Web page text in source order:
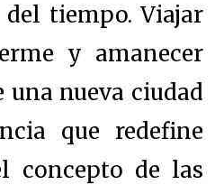
tiempo. Viajar
y amanecer
una nueva ciudad
que redefine
concepto de las